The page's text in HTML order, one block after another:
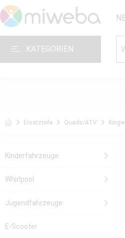
KATEGORIEN
Ersatzteile Quads/ATV
Kinderfahrzeuge
Whirlpool
Jugendfahrzeuge
E-Scooter